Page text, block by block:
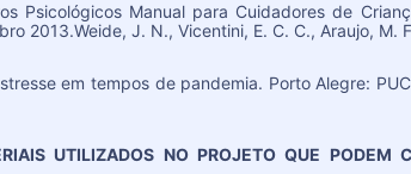
Psicológicos Manual para Cuidadores de
2013.Weide, J. N., Vicentini, E. C. C., Araujo, M.
em tempos de pandemia. Porto Alegre:
UTILIZADOS NO PROJETO QUE PODEM